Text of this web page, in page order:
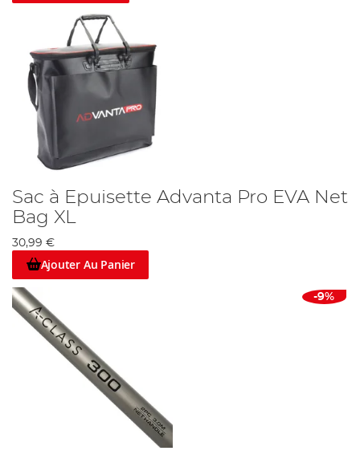
Sac à Epuisette Advanta Pro EVA Net
Bag XL
30,99 €
Ajouter Au Panier
-9%